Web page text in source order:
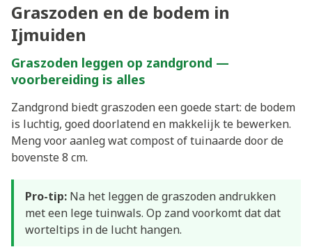
Graszoden en de bodem in
Ijmuiden
Graszoden leggen op zandgrond —
voorbereiding is alles
Zandgrond biedt graszoden een goede start: de bodem
is luchtig, goed doorlatend en makkelijk te bewerken.
Meng voor aanleg wat compost of tuinaarde door de
bovenste 8 cm.
Pro-tip: Na het leggen de graszoden andrukken
met een lege tuinwals. Op zand voorkomt dat dat
worteltips in de lucht hangen.